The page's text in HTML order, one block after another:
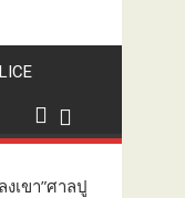
เขา”ศาลปู